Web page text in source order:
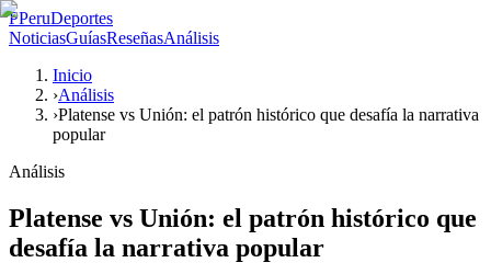
PPeruDeportes
NoticiasGuíasReseñasAnálisis
Inicio
›Análisis
›Platense vs Unión: el patrón histórico que desafía la narrativa
popular
Análisis
Platense vs Unión: el patrón histórico que
desafía la narrativa popular